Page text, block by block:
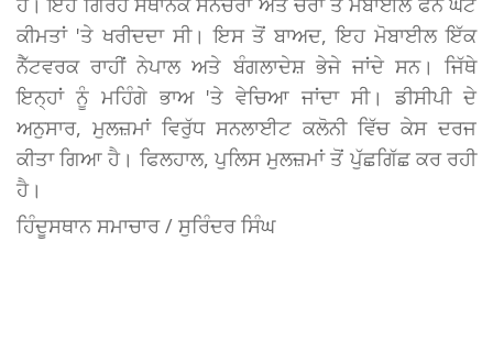
ਕੀਮਤਾਂ 'ਤੇ ਖਰੀਦਦਾ ਸੀ। ਇਸ ਤੋਂ ਬਾਅਦ, ਇਹ ਮੋਬਾਈਲ ਇੱਕ
ਨੈੱਟਵਰਕ ਰਾਹੀਂ ਨੇਪਾਲ ਅਤੇ ਬੰਗਲਾਦੇਸ਼ ਭੇਜੇ ਜਾਂਦੇ ਸਨ। ਜਿੱਥੇ
ਇਨ੍ਹਾਂ ਨੂੰ ਮਹਿੰਗੇ ਭਾਅ 'ਤੇ ਵੇਚਿਆ ਜਾਂਦਾ ਸੀ। ਡੀਸੀਪੀ ਦੇ
ਅਨੁਸਾਰ, ਮੁਲਜ਼ਮਾਂ ਵਿਰੁੱਧ ਸਨਲਾਈਟ ਕਲੋਨੀ ਵਿੱਚ ਕੇਸ ਦਰਜ
ਕੀਤਾ ਗਿਆ ਹੈ। ਫਿਲਹਾਲ, ਪੁਲਿਸ ਮੁਲਜ਼ਮਾਂ ਤੋਂ ਪੁੱਛਗਿੱਛ ਕਰ ਰਹੀ
ਹੈ।
ਹਿੰਦੂਸਥਾਨ ਸਮਾਚਾਰ / ਸੁਰਿੰਦਰ ਸਿੰਘ